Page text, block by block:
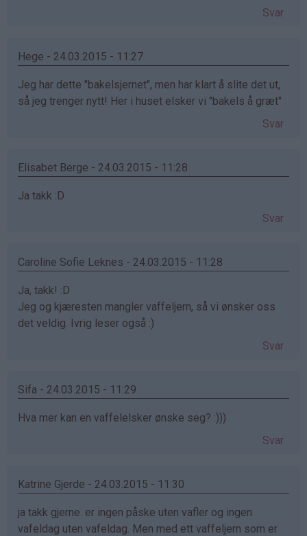
Svar
Hege - 24.03.2015 - 11:27
Jeg har dette "bakelsjernet", men har klart å slite det ut,
så jeg trenger nytt! Her i huset elsker vi "bakels å græt"
Svar
Elisabet Berge - 24.03.2015 - 11:28
Ja takk :D
Svar
Caroline Sofie Leknes - 24.03.2015 - 11:28
Ja, takk! :D
Jeg og kjæresten mangler vaffeljern, så vi ønsker oss
det veldig. Ivrig leser også :)
Svar
Sifa - 24.03.2015 - 11:29
Hva mer kan en vaffelelsker ønske seg? :)))
Svar
Katrine Gjerde - 24.03.2015 - 11:30
ja takk gjerne. er ingen påske uten vafler og ingen
vafeldag uten vafeldag. Men med ett vaffeljern som er